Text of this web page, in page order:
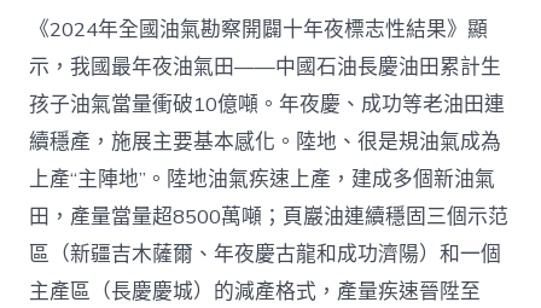
首
超
4
億
噸
_
中
國
網〉
中
《2024年全國油氣勘察開闢十年夜標志性結果》顯
示，我國最年夜油氣田——中國石油長慶油田累計生
孩子油氣當量衝破10億噸。年夜慶、成功等老油田連
續穩產，施展主要基本感化。陸地、很是規油氣成為
上產“主陣地”。陸地油氣疾速上產，建成多個新油氣
田，產量當量超8500萬噸；頁巖油連續穩固三個示范
區（新疆吉木薩爾、年夜慶古龍和成功濟陽）和一個
主產區（長慶慶城）的減產格式，產量疾速晉陞至